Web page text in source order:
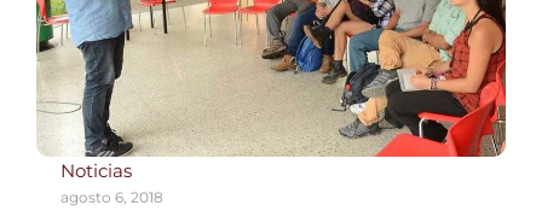
Noticias
agosto 6, 2018